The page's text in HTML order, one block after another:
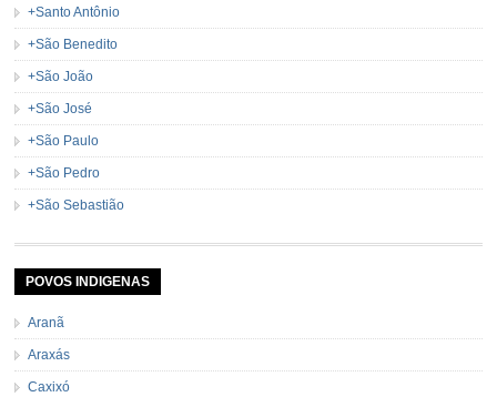
+Santo Antônio
+São Benedito
+São João
+São José
+São Paulo
+São Pedro
+São Sebastião
POVOS INDIGENAS
Aranã
Araxás
Caxixó